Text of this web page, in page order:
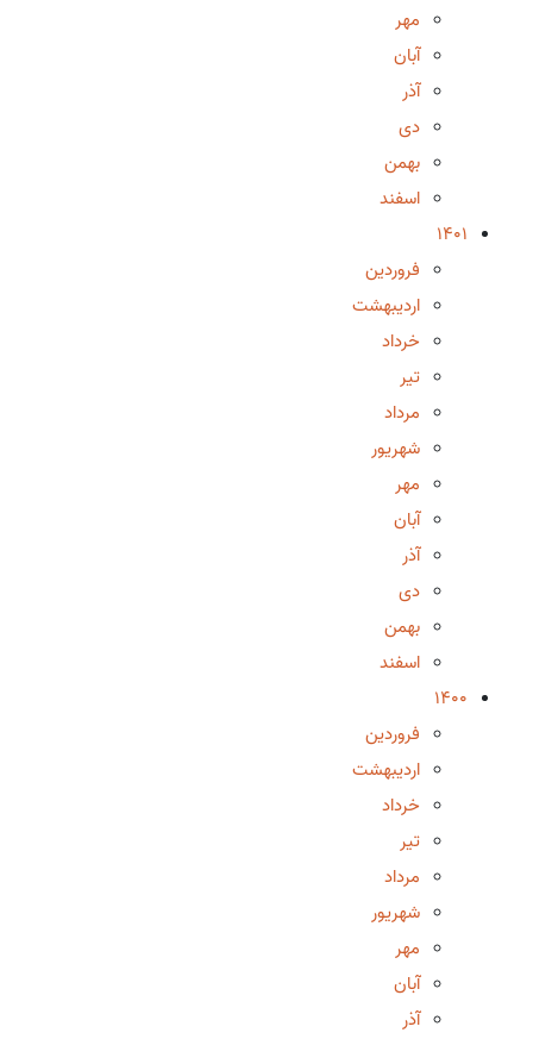
مهر
آبان
آذر
دی
بهمن
اسفند
1401
فروردین
اردیبهشت
خرداد
تیر
مرداد
شهریور
مهر
آبان
آذر
دی
بهمن
اسفند
1400
فروردین
اردیبهشت
خرداد
تیر
مرداد
شهریور
مهر
آبان
آذر